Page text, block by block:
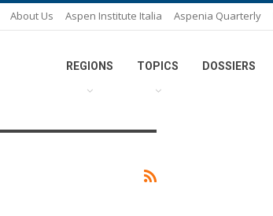
About Us Aspen Institute Italia Aspenia Quarterly
REGIONS TOPICS DOSSIERS